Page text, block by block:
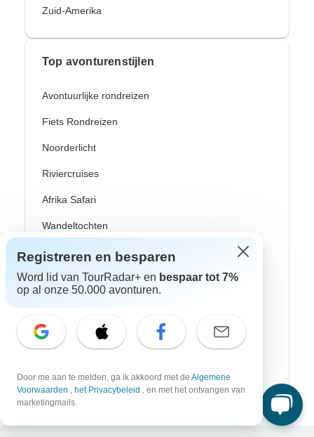
Zuid-Amerika
Top avonturenstijlen
Avontuurlijke rondreizen
Fiets Rondreizen
Noorderlicht
Riviercruises
Afrika Safari
Wandeltochten
Culturele Rondreizen
Bus Rondreizen
Strand Rondreizen
Privé Rondreizen
Registreren en besparen
Word lid van TourRadar+ en bespaar tot 7%
op al onze 50.000 avonturen.
Door me aan te melden, ga ik akkoord met de Algemene
Voorwaarden , het Privacybeleid , en met het ontvangen van
marketingmails.